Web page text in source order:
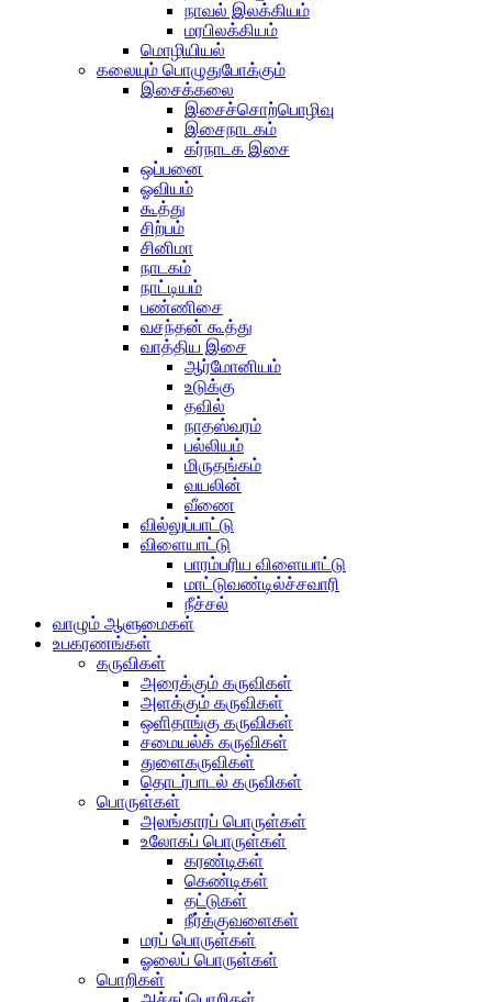
நாவல் இலக்கியம்
மரபிலக்கியம்
மொழியியல்
கலையும் பொழுதுபோக்கும்
இசைக்கலை
இசைச்சொற்பொழிவு
இசைநாடகம்
கர்நாடக இசை
ஒப்பனை
ஓவியம்
கூத்து
சிற்பம்
சினிமா
நாடகம்
நாட்டியம்
பண்ணிசை
வசந்தன் கூத்து
வாத்திய இசை
ஆர்மோனியம்
உடுக்கு
தவில்
நாதஸ்வரம்
பல்லியம்
மிருதங்கம்
வயலின்
வீணை
வில்லுப்பாட்டு
விளையாட்டு
பாரம்பரிய விளையாட்டு
மாட்டுவண்டில்ச்சவாரி
நீச்சல்
வாழும் ஆளுமைகள்
உபகரணங்கள்
கருவிகள்
அரைக்கும் கருவிகள்
அளக்கும் கருவிகள்
ஒளிதாங்கு கருவிகள்
சமையல்க் கருவிகள்
துளைகருவிகள்
தொடர்பாடல் கருவிகள்
பொருள்கள்
அலங்காரப் பொருள்கள்
உலோகப் பொருள்கள்
கரண்டிகள்
கெண்டிகள்
தட்டுகள்
நீர்க்குவளைகள்
மரப் பொருள்கள்
ஓலைப் பொருள்கள்
பொறிகள்